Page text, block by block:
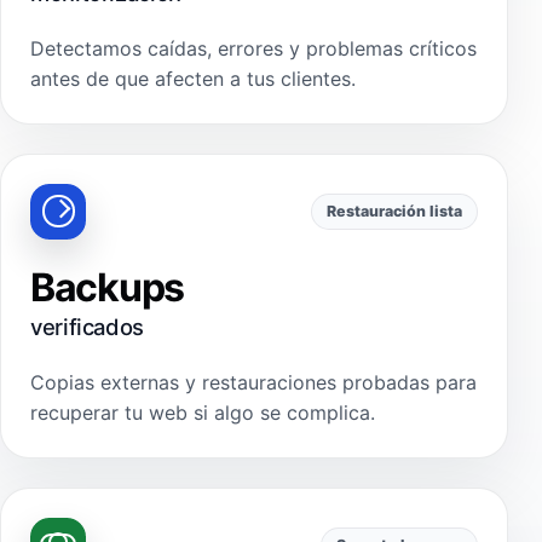
Detectamos caídas, errores y problemas críticos
antes de que afecten a tus clientes.
Restauración lista
Backups
verificados
Copias externas y restauraciones probadas para
recuperar tu web si algo se complica.